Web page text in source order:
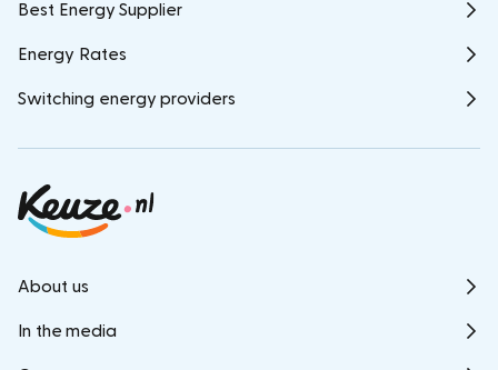
About us
In the media
Best Energy Supplier
Energy Rates
Switching energy providers